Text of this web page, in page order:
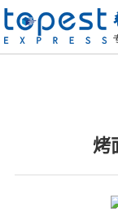
烤